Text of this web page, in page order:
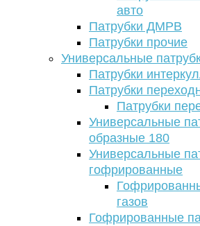
авто
Патрубки ДМРВ
Патрубки прочие
Универсальные
Патрубки
Патрубки
Патрубки
Универсальные
образные 180
Универсальные
гофрированные
газов
Гофрированные